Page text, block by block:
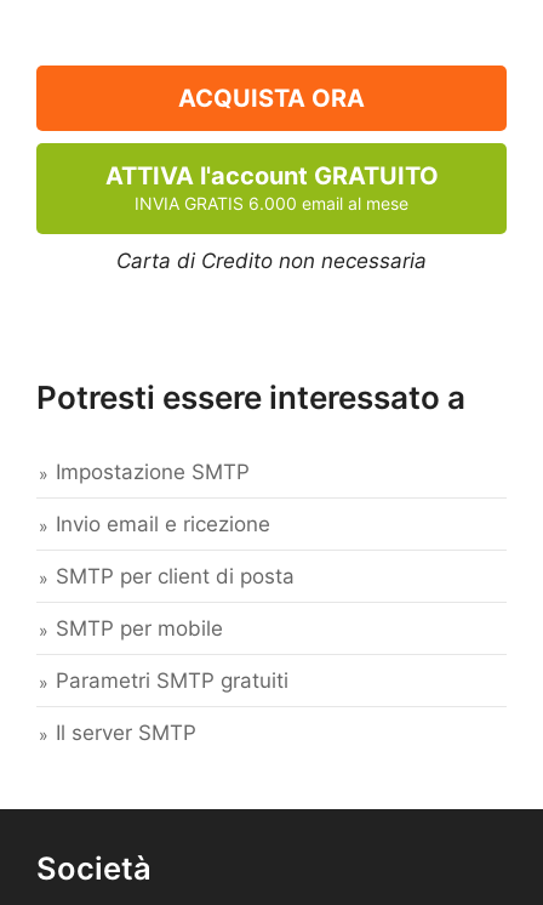
ACQUISTA ORA
ATTIVA l'account GRATUITO
INVIA GRATIS 6.000 email al mese
Carta di Credito non necessaria
Potresti essere interessato a
Impostazione SMTP
Invio email e ricezione
SMTP per client di posta
SMTP per mobile
Parametri SMTP gratuiti
Il server SMTP
Società